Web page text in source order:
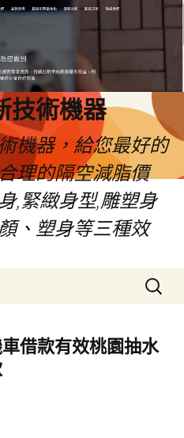
技術機器
機器，給您最好的
理的隔空減脂價
,緊緻身型,雕塑身
、塑身等三種效
搜
尋
鍵
字:
借款有效桃園抽水